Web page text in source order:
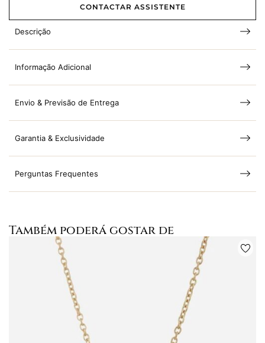
CONTACTAR ASSISTENTE
Descrição
Informação Adicional
Envio & Previsão de Entrega
Garantia & Exclusividade
Perguntas Frequentes
Também poderá gostar de